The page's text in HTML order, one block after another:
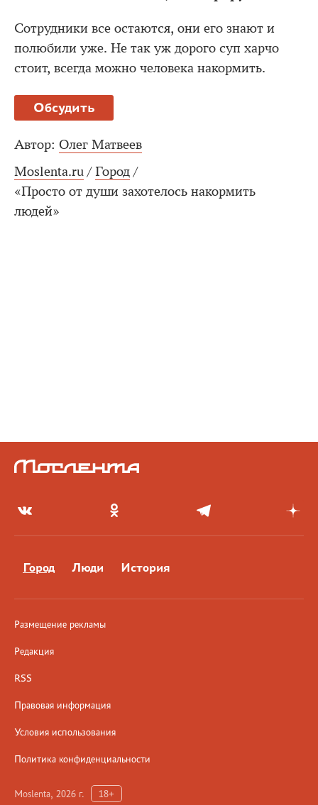
Сотрудники все остаются, они его знают и
полюбили уже. Не так уж дорого суп харчо
стоит, всегда можно человека накормить.
Обсудить
Автор: Олег Матвеев
Moslenta.ru / Город /
«Просто от души захотелось накормить
людей»
Город Люди История
Размещение рекламы
Редакция
RSS
Правовая информация
Условия использования
Политика конфиденциальности
Moslenta, 2026 г. 18+